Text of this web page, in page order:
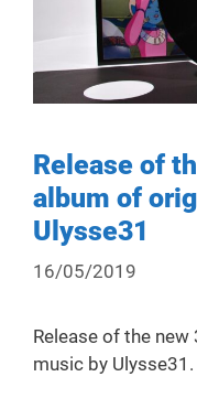
Release of
album of
Ulysse31
16/05/2019
Release of the
music by Ulysse31.